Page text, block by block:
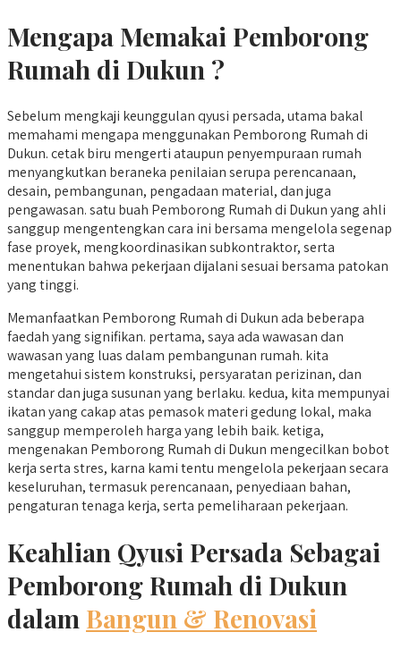
Mengapa Memakai Pemborong
Rumah di Dukun ?
Sebelum mengkaji keunggulan qyusi persada, utama bakal
memahami mengapa menggunakan Pemborong Rumah di
Dukun. cetak biru mengerti ataupun penyempuraan rumah
menyangkutkan beraneka penilaian serupa perencanaan,
desain, pembangunan, pengadaan material, dan juga
pengawasan. satu buah Pemborong Rumah di Dukun yang ahli
sanggup mengentengkan cara ini bersama mengelola segenap
fase proyek, mengkoordinasikan subkontraktor, serta
menentukan bahwa pekerjaan dijalani sesuai bersama patokan
yang tinggi.
Memanfaatkan Pemborong Rumah di Dukun ada beberapa
faedah yang signifikan. pertama, saya ada wawasan dan
wawasan yang luas dalam pembangunan rumah. kita
mengetahui sistem konstruksi, persyaratan perizinan, dan
standar dan juga susunan yang berlaku. kedua, kita mempunyai
ikatan yang cakap atas pemasok materi gedung lokal, maka
sanggup memperoleh harga yang lebih baik. ketiga,
mengenakan Pemborong Rumah di Dukun mengecilkan bobot
kerja serta stres, karna kami tentu mengelola pekerjaan secara
keseluruhan, termasuk perencanaan, penyediaan bahan,
pengaturan tenaga kerja, serta pemeliharaan pekerjaan.
Keahlian Qyusi Persada Sebagai
Pemborong Rumah di Dukun
dalam Bangun & Renovasi